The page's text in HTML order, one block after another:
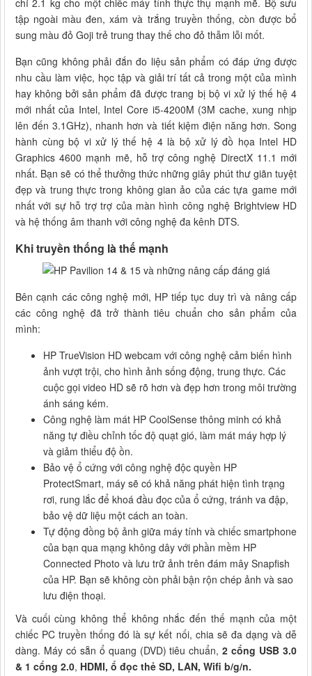
chỉ 2.1 kg cho một chiếc máy tính thực thụ mạnh mẽ. Bộ sưu
tập ngoài màu đen, xám và trắng truyền thống, còn được bổ
sung màu đỏ Goji trẻ trung thay thế cho đỏ thẫm lỗi mốt.
Bạn cũng không phải đắn đo liệu sản phẩm có đáp ứng được
nhu cầu làm việc, học tập và giải trí tất cả trong một của mình
hay không bởi sản phẩm đã được trang bị bộ vi xử lý thế hệ 4
mới nhất của Intel, Intel Core i5-4200M (3M cache, xung nhịp
lên đến 3.1GHz), nhanh hơn và tiết kiệm điện năng hơn. Song
hành cùng bộ vi xử lý thế hệ 4 là bộ xử lý đồ họa Intel HD
Graphics 4600 mạnh mẽ, hỗ trợ công nghệ DirectX 11.1 mới
nhất. Bạn sẽ có thể thưởng thức những giây phút thư giãn tuyệt
đẹp và trung thực trong không gian ảo của các tựa game mới
nhất với sự hỗ trợ trợ của màn hình công nghệ Brightview HD
và hệ thống âm thanh với công nghệ đa kênh DTS.
Khi truyền thống là thế mạnh
Bên cạnh các công nghệ mới, HP tiếp tục duy trì và nâng cấp
các công nghệ đã trở thành tiêu chuẩn cho sản phẩm của
mình:
HP TrueVision HD webcam với công nghệ cảm biến hình
ảnh vượt trội, cho hình ảnh sống động, trung thực. Các
cuộc gọi video HD sẽ rõ hơn và đẹp hơn trong môi trường
ánh sáng kém.
Công nghệ làm mát HP CoolSense thông minh có khả
năng tự điều chỉnh tốc độ quạt gió, làm mát máy hợp lý
và giảm thiểu độ ồn.
Bảo vệ ổ cứng với công nghệ độc quyền HP
ProtectSmart, máy sẽ có khả năng phát hiện tình trạng
rơi, rung lắc để khoá đầu đọc của ổ cứng, tránh va đập,
bảo vệ dữ liệu một cách an toàn.
Tự động đồng bộ ảnh giữa máy tính và chiếc smartphone
của bạn qua mạng không dây với phần mềm HP
Connected Photo và lưu trữ ảnh trên đám mây Snapfish
của HP. Bạn sẽ không còn phải bận rộn chép ảnh và sao
lưu điện thoại.
Và cuối cùng không thể không nhắc đến thế mạnh của một
chiếc PC truyền thống đó là sự kết nối, chia sẽ đa dạng và dễ
dàng. Máy có sẵn ổ quang (DVD) tiêu chuẩn, 2 cổng USB 3.0
& 1 cổng 2.0, HDMI, ổ đọc thẻ SD, LAN, Wifi b/g/n.